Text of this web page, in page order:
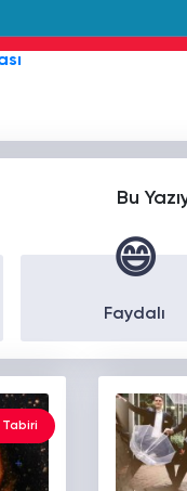
Bu
😄
Faydalı
Tabiri